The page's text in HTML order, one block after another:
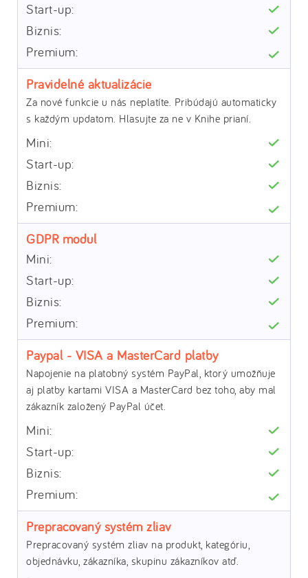
Pravidelné aktualizácie
Za nové funkcie u nás neplatíte. Pribúdajú automaticky
s každým updatom. Hlasujte za ne v Knihe prianí.
GDPR modul
Paypal - VISA a MasterCard platby
Napojenie na platobný systém PayPal, ktorý umožňuje
aj platby kartami VISA a MasterCard bez toho, aby mal
zákazník založený PayPal účet.
Prepracovaný systém zliav
Prepracovaný systém zliav na produkt, kategóriu,
objednávku, zákazníka, skupinu zákazníkov atď.